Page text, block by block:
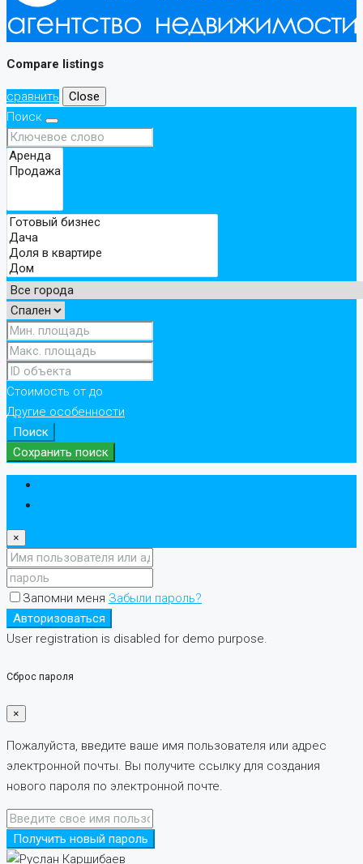
Compare listings
сравнить
Close
Поиск
Стоимость от до
Другие особенности
Поиск
Сохранить поиск
×
Запомни меня Забыли пароль?
Авторизоваться
User registration is disabled for demo purpose.
Сброс пароля
×
Пожалуйста, введите ваше имя пользователя или адрес
электронной почты. Вы получите ссылку для создания
нового пароля по электронной почте.
Получить новый пароль